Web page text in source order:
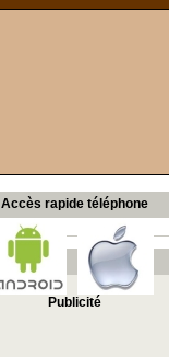
Accès rapide téléphone
Publicité